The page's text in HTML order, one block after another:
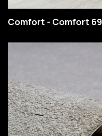
Comfort - Comfort 69